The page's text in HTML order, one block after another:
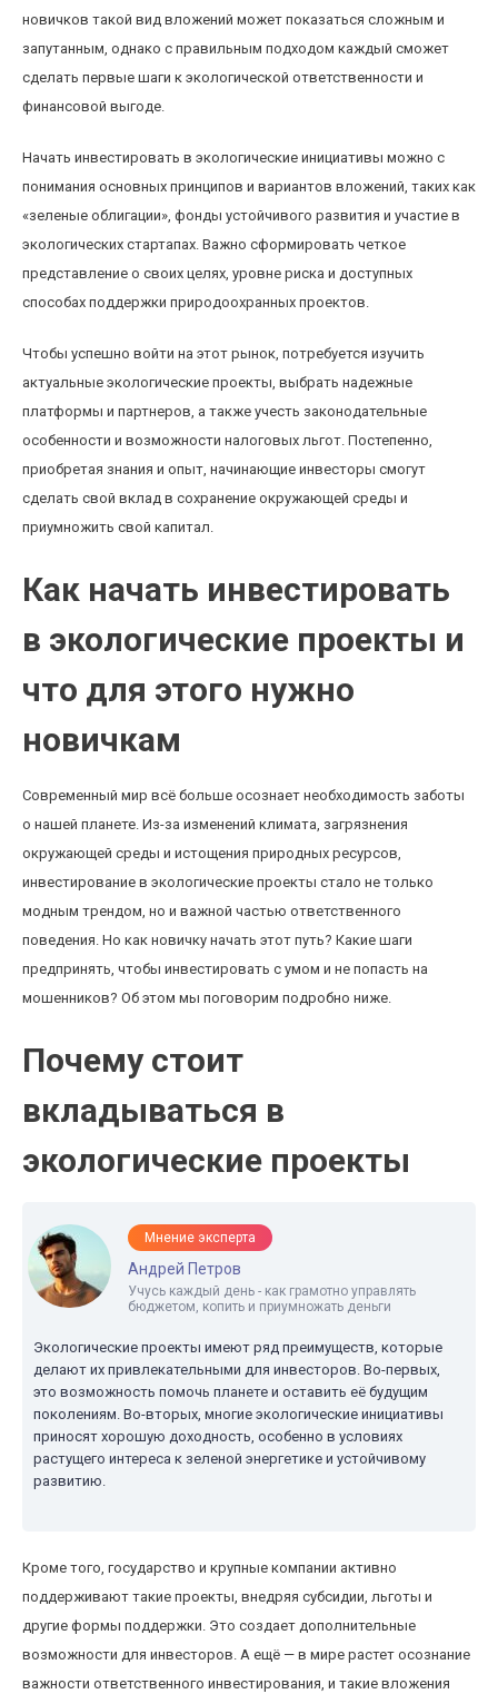
новичков такой вид вложений может показаться сложным и
запутанным, однако с правильным подходом каждый сможет
сделать первые шаги к экологической ответственности и
финансовой выгоде.
Начать инвестировать в экологические инициативы можно с
понимания основных принципов и вариантов вложений, таких как
«зеленые облигации», фонды устойчивого развития и участие в
экологических стартапах. Важно сформировать четкое
представление о своих целях, уровне риска и доступных
способах поддержки природоохранных проектов.
Чтобы успешно войти на этот рынок, потребуется изучить
актуальные экологические проекты, выбрать надежные
платформы и партнеров, а также учесть законодательные
особенности и возможности налоговых льгот. Постепенно,
приобретая знания и опыт, начинающие инвесторы смогут
сделать свой вклад в сохранение окружающей среды и
приумножить свой капитал.
Как начать инвестировать
в экологические проекты и
что для этого нужно
новичкам
Современный мир всё больше осознает необходимость заботы
о нашей планете. Из-за изменений климата, загрязнения
окружающей среды и истощения природных ресурсов,
инвестирование в экологические проекты стало не только
модным трендом, но и важной частью ответственного
поведения. Но как новичку начать этот путь? Какие шаги
предпринять, чтобы инвестировать с умом и не попасть на
мошенников? Об этом мы поговорим подробно ниже.
Почему стоит
вкладываться в
экологические проекты
Мнение эксперта
Андрей Петров
Учусь каждый день - как грамотно управлять
бюджетом, копить и приумножать деньги
Экологические проекты имеют ряд преимуществ, которые
делают их привлекательными для инвесторов. Во-первых,
это возможность помочь планете и оставить её будущим
поколениям. Во-вторых, многие экологические инициативы
приносят хорошую доходность, особенно в условиях
растущего интереса к зеленой энергетике и устойчивому
развитию.
Кроме того, государство и крупные компании активно
поддерживают такие проекты, внедряя субсидии, льготы и
другие формы поддержки. Это создает дополнительные
возможности для инвесторов. А ещё — в мире растет осознание
важности ответственного инвестирования, и такие вложения